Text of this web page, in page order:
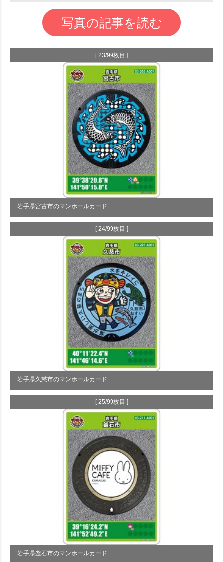
写真の記事を読む
[ 23/99枚目 ]
岩手県宮古市のマンホールカード
[ 24/99枚目 ]
岩手県久慈市のマンホールカード
[ 25/99枚目 ]
岩手県釜石市のマンホールカード